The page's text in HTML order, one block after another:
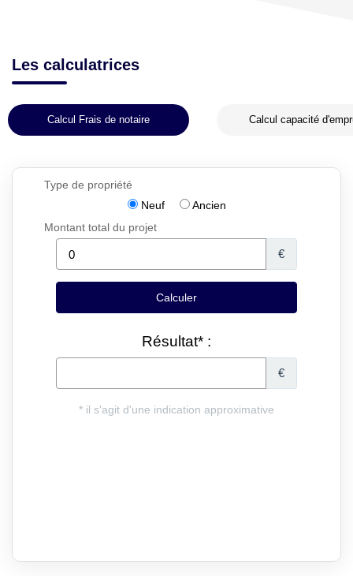
Les calculatrices
Calcul Frais de notaire Calcul capacité